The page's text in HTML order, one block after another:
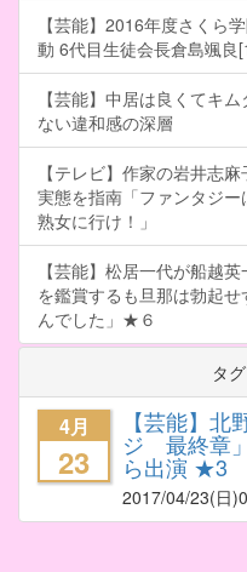
【芸能】2016年度さくら
動 6代目生徒会長倉島颯良
【芸能】中居は良くてキ
ない違和感の深層
【テレビ】作家の岩井志
実態を指南「ファンタジー
熟女に行け！」
【芸能】松居一代が船越
を鑑賞するも旦那は勃起
んでした」★６
タ
4月
23
【芸能】
ジ 最終章
ら出演 ★3
2017/04/23(日